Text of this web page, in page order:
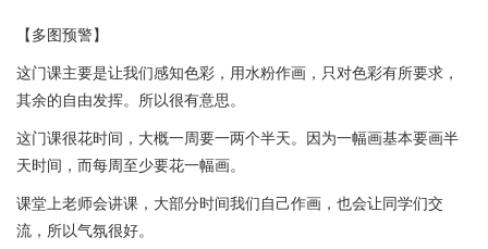
【多图预警】
这门课主要是让我们感知色彩，用水粉作画，只对色彩有所要求，
其余的自由发挥。所以很有意思。
这门课很花时间，大概一周要一两个半天。因为一幅画基本要画半
天时间，而每周至少要花一幅画。
课堂上老师会讲课，大部分时间我们自己作画，也会让同学们交
流，所以气氛很好。